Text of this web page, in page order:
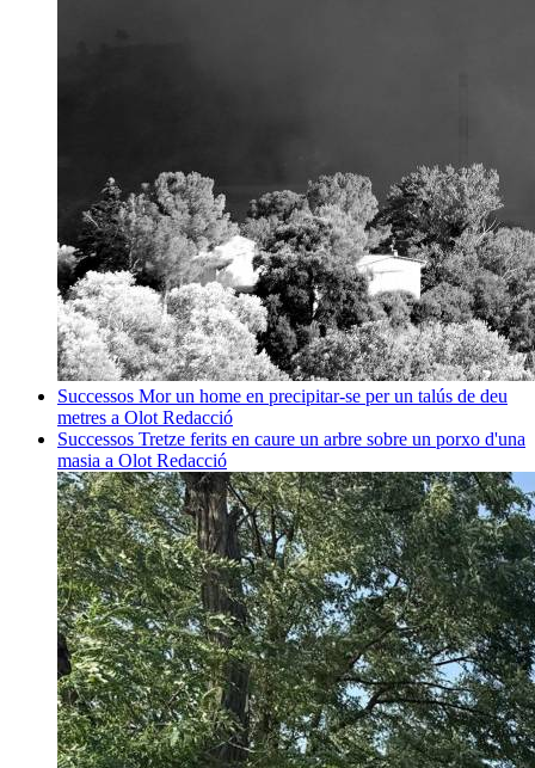
Successos Mor un home en precipitar-se per un talús de deu
metres a Olot Redacció
Successos Tretze ferits en caure un arbre sobre un porxo d'una
masia a Olot Redacció